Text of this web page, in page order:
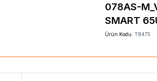
078AS-
SMART
Ürün Kodu: T8475